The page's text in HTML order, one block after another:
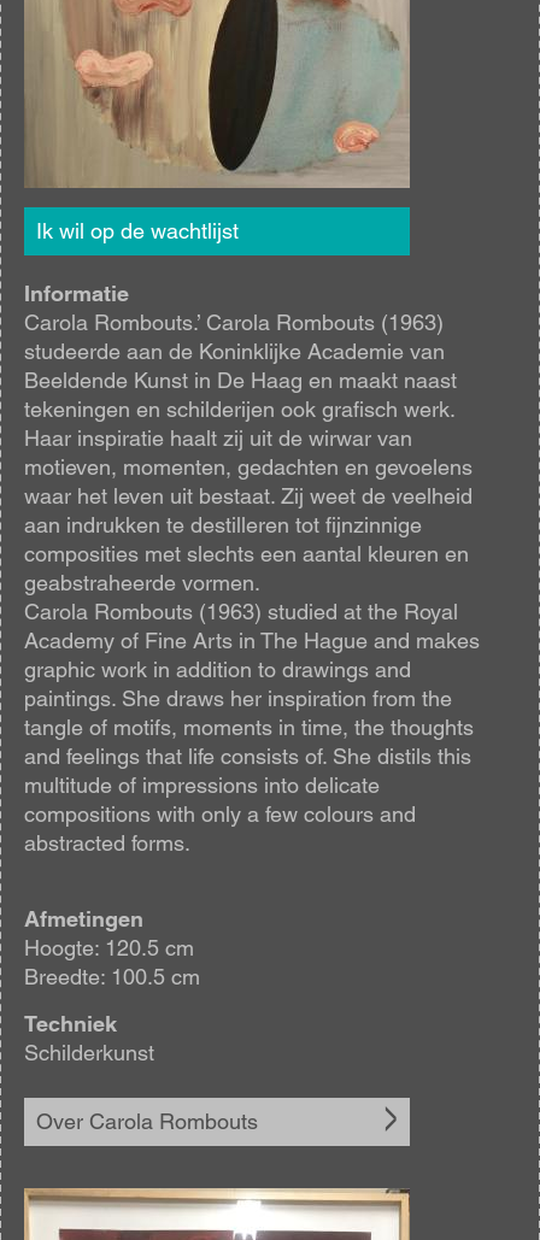
Ik wil op de wachtlijst
Informatie
Carola Rombouts.’ Carola Rombouts (1963)
studeerde aan de Koninklijke Academie van
Beeldende Kunst in De Haag en maakt naast
tekeningen en schilderijen ook grafisch werk.
Haar inspiratie haalt zij uit de wirwar van
motieven, momenten, gedachten en gevoelens
waar het leven uit bestaat. Zij weet de veelheid
aan indrukken te destilleren tot fijnzinnige
composities met slechts een aantal kleuren en
geabstraheerde vormen.
Carola Rombouts (1963) studied at the Royal
Academy of Fine Arts in The Hague and makes
graphic work in addition to drawings and
paintings. She draws her inspiration from the
tangle of motifs, moments in time, the thoughts
and feelings that life consists of. She distils this
multitude of impressions into delicate
compositions with only a few colours and
abstracted forms.
Afmetingen
Hoogte: 120.5 cm
Breedte: 100.5 cm
Techniek
Schilderkunst
Over Carola Rombouts
Afbeelding